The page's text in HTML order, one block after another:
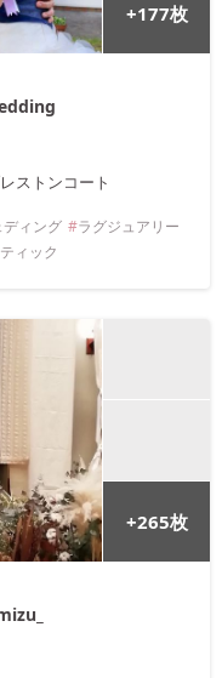
+177枚
ストンコート
ィング
ラグジュアリー
ィック
+265枚